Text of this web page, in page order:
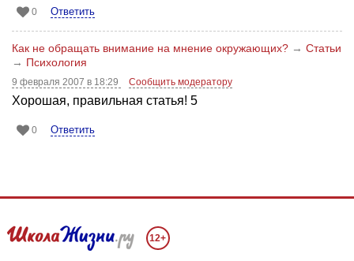
0 Ответить
Как не обращать внимание на мнение окружающих? → Статьи
→ Психология
9 февраля 2007 в 18:29 Сообщить модератору
Хорошая, правильная статья! 5
0 Ответить
12+